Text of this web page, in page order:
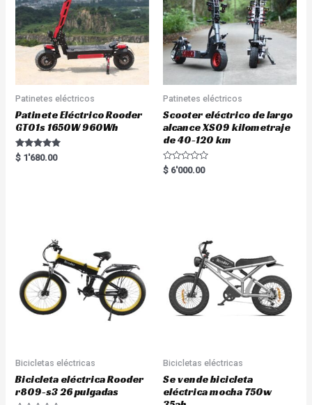
Patinetes eléctricos
Patinete Eléctrico Rooder
GT01s 1650W 960Wh
Rated
5.00
$ 1'680.00
Patinetes eléctricos
Scooter eléctrico de largo
alcance XS09 kilometraje
de 40-120 km
R
a
$ 6'000.00
Bicicletas eléctricas
Bicicleta eléctrica Rooder
r809-s3 26 pulgadas
Bicicletas eléctricas
Se vende bicicleta
eléctrica mocha 750w